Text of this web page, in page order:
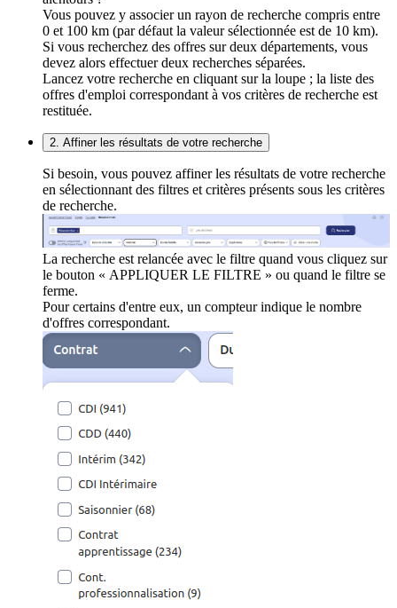
Vous pouvez y associer un rayon de recherche compris entre
0 et 100 km (par défaut la valeur sélectionnée est de 10 km).
Si vous recherchez des offres sur deux départements, vous
devez alors effectuer deux recherches séparées.
Lancez votre recherche en cliquant sur la loupe ; la liste des
offres d'emploi correspondant à vos critères de recherche est
restituée.
2. Affiner les résultats de votre recherche
Si besoin, vous pouvez affiner les résultats de votre recherche
en sélectionnant des filtres et critères présents sous les critères
de recherche.
La recherche est relancée avec le filtre quand vous cliquez sur
le bouton « APPLIQUER LE FILTRE » ou quand le filtre se
ferme.
Pour certains d'entre eux, un compteur indique le nombre
d'offres correspondant.